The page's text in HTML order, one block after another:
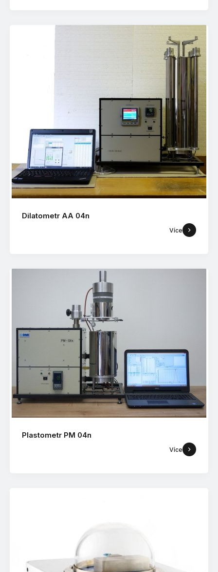
Dilatometr AA 04n
Více
Plastometr PM 04n
Více